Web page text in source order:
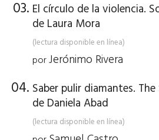
El círculo de la violencia.
de Laura Mora
(lectura disponible en línea)
porJerónimo Rivera
Saber pulir diamantes.
de Daniela Abad
(lectura disponible en línea)